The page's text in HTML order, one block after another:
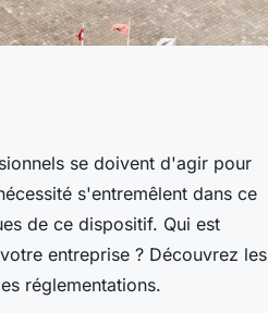
se doivent d'agir pour
s'entremêlent dans ce
de ce dispositif. Qui est
entreprise ? Découvrez les
réglementations.